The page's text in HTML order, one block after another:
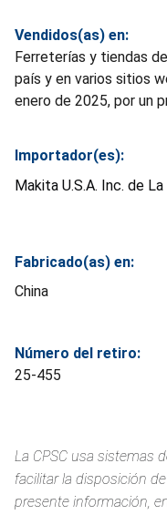
Vendidos(as) en:
Ferreterías y tiendas
país y en varios sitios
enero de 2025, por un
Importador(es):
Makita U.S.A. Inc. de
Fabricado(as) en:
China
Número del retiro:
25-455
La CPSC usa sistemas
facilitar la disposición
presente información,